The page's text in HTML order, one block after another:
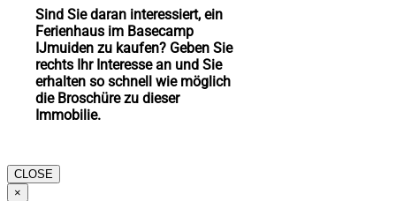
Sind Sie daran interessiert, ein
Ferienhaus im Basecamp
IJmuiden zu kaufen? Geben Sie
rechts Ihr Interesse an und Sie
erhalten so schnell wie möglich
die Broschüre zu dieser
Immobilie.
CLOSE
×